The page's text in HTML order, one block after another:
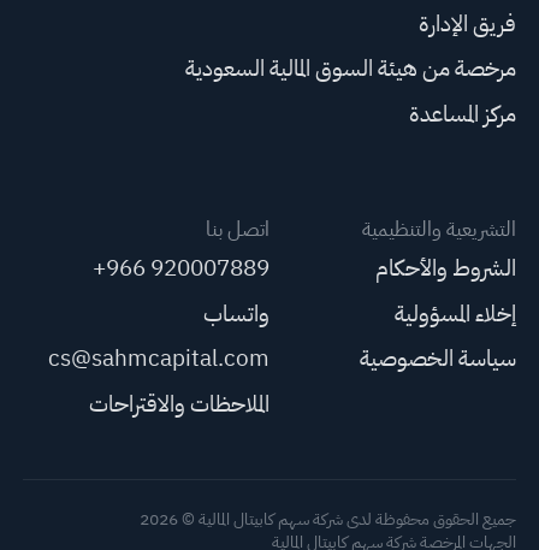
فريق الإدارة
مرخصة من هيئة السوق المالية السعودية
مركز المساعدة
التشريعية والتنظيمية
الشروط والأحكام
إخلاء المسؤولية
سياسة الخصوصية
اتصل بنا
+966 920007889
واتساب
cs@sahmcapital.com
الملاحظات والاقتراحات
جميع الحقوق محفوظة لدى شركة سهم كابيتال المالية © 2026
الجهات المرخصة شركة سهم كابيتال المالية